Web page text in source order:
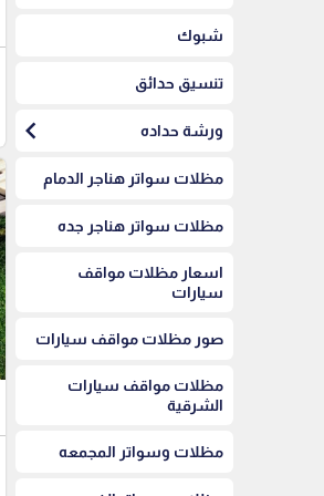
شبوك
تنسيق حدائق
ورشة حداده chevron_left
مظلات سواتر هناجر الدمام
مظلات سواتر هناجر جده
اسعار مظلات مواقف
سيارات
صور مظلات مواقف سيارات
مظلات مواقف سيارات
الشرقية
مظلات وسواتر المجمعه